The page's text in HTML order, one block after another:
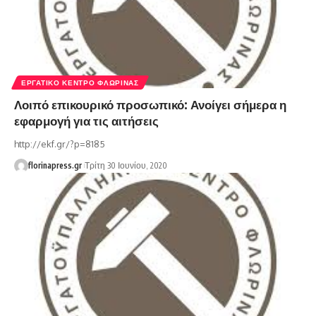
ΕΡΓΑΤΙΚΌ ΚΈΝΤΡΟ ΦΛΏΡΙΝΑΣ
Λοιπό επικουρικό προσωπικό: Ανοίγει σήμερα η
εφαρμογή για τις αιτήσεις
http://ekf.gr/?p=8185
florinapress.gr Τρίτη 30 Ιουνίου, 2020